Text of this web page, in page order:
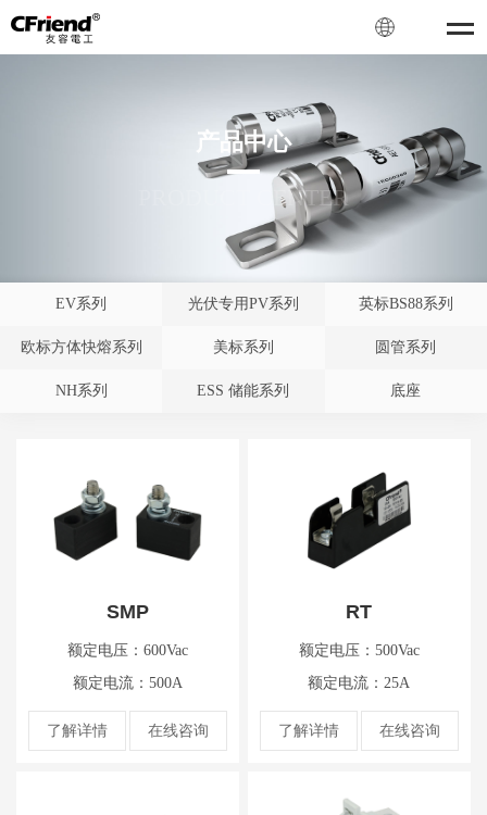
产品中心
PRODUCT CENTER
EV系列 光伏专用PV系列 英标BS88系列
欧标方体快熔系列 美标系列 圆管系列
NH系列 ESS 储能系列 底座
SMP
额定电压：600Vac
额定电流：500A
了解详情 在线咨询
RT
额定电压：500Vac
额定电流：25A
了解详情 在线咨询